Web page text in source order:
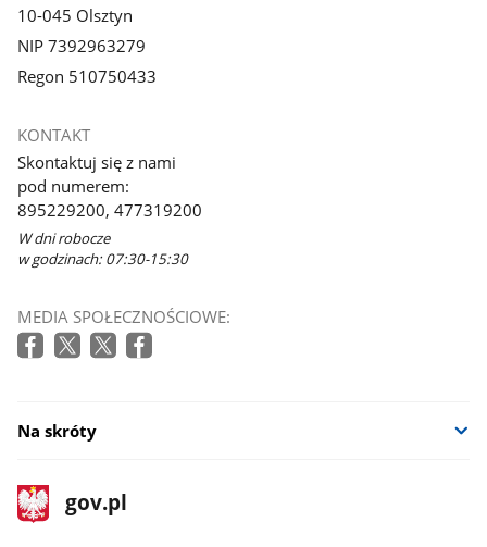
10-045 Olsztyn
NIP 7392963279
Regon 510750433
KONTAKT
Skontaktuj się z nami
pod numerem:
895229200, 477319200
W dni robocze
w godzinach: 07:30-15:30
MEDIA SPOŁECZNOŚCIOWE:
Na skróty
stopka
gov.pl
Strona
gov.pl